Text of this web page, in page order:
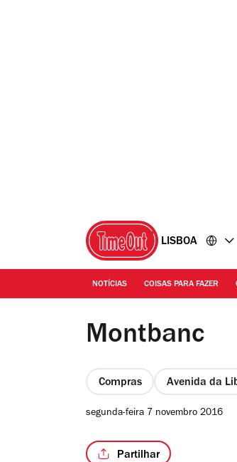
LISBOA
NOTÍCIAS COISAS PARA FAZER
Montbanc
Compras Avenida da
segunda-feira 7 novembro 2016
Partilhar